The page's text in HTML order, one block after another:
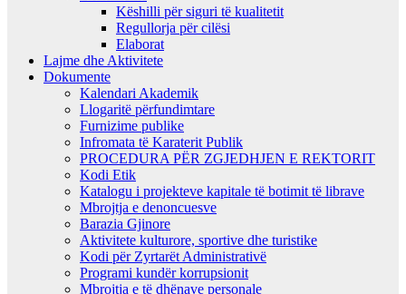
Këshilli për siguri të kualitetit
Regullorja për cilësi
Elaborat
Lajme dhe Aktivitete
Dokumente
Kalendari Akademik
Llogaritë përfundimtare
Furnizime publike
Infromata të Karaterit Publik
PROCEDURA PËR ZGJEDHJEN E REKTORIT
Kodi Etik
Katalogu i projekteve kapitale të botimit të librave
Mbrojtja e denoncuesve
Barazia Gjinore
Aktivitete kulturore, sportive dhe turistike
Kodi për Zyrtarët Administrativë
Programi kundër korrupsionit
Mbrojtja e të dhënave personale